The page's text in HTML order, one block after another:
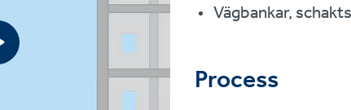
Vägbankar,
Process